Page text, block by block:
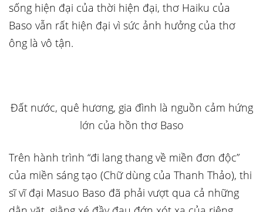
sống hiện đại của thời hiện đại, thơ Haiku của
Baso vẫn rất hiện đại vì sức ảnh hưởng của thơ
ông là vô tận.
Đất nước, quê hương, gia đình là nguồn cảm hứng
lớn của hồn thơ Baso
Trên hành trình “đi lang thang về miền đơn độc”
của miền sáng tạo (Chữ dùng của Thanh Thảo), thi
sĩ vĩ đại Masuo Baso đã phải vượt qua cả những